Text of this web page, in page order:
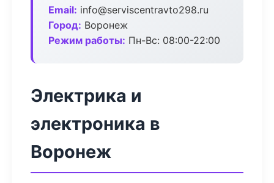
Email: info@serviscentravto298.ru
Город: Воронеж
Режим работы: Пн-Вс: 08:00-22:00
Электрика и
электроника в
Воронеж